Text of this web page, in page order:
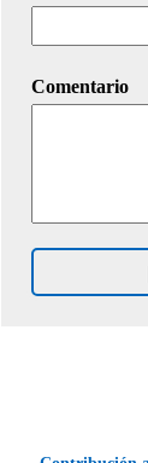
Comentario